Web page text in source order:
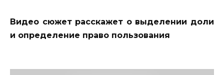
Видео сюжет расскажет о выделении доли
и определение право пользования